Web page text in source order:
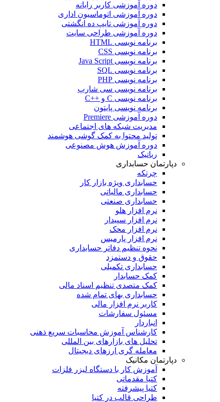
دوره آموزشی کاربر رایانه
دوره آموزشی اتوماسیون اداری
دوره آموزشی تایپ ده انگشتی
دوره آموزشی طراحی سایت
برنامه نویسی HTML
برنامه نویسی CSS
برنامه نویسی Java Script
برنامه نویسی SQL
برنامه نویسی PHP
برنامه نویسی سی شارپ
برنامه نویسی C و ++C
برنامه نویسی پایتون
دوره آموزشی Premiere
مدیریت شبکه های اجتماعی
تولید محتوا به کمک گوشی هوشمند
دوره آموزش هوش مصنوعی
رباتیک
دپارتمان حسابداری
چرتکه
حسابداری ویژه بازار کار
حسابداری مالیاتی
حسابداری صنعتی
نرم افزار هلو
نرم افزار سپیدار
نرم افزار محک
نرم افزار پارمیس
نحوه تنظیم دفاتر حسابداری
حقوق و دستمزد
حسابداری تکمیلی
کمک حسابدار
کمک متصدی تنظیم اسناد مالی
حسابداری بهای تمام شده
کاربر نرم افزار مالی
مسئول سفارشات
انباردار
کارشناس آموزش محاسبات سریع ذهنی
تحلیل های بازارهای بین المللی
معامله گری ارزهای دیجیتال
دپارتمان مکانیک
آموزش کار با دستگاه لیزر فلزات
کتیا مقدماتی
کتیا پیشرفته
طراحی قالب در کتیا